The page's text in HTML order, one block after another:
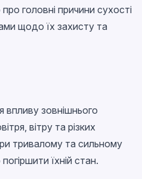
головні причини сухості
щодо їх захисту та
впливу зовнішнього
вітру та різких
тривалому та сильному
їхній стан.